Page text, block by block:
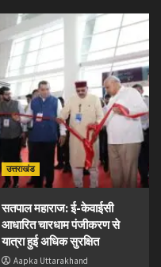
उत्तराखंड
सतपाल महाराज: ई-केवाईसी
आधारित चारधाम पंजीकरण से
यात्रा हुई अधिक सुरक्षित
Aapka Uttarakhand